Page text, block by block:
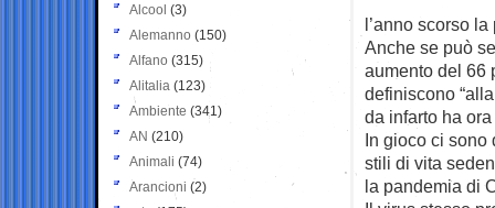
l’anno scorso
Anche se può
aumento del 66
definiscono
da infarto ha
In gioco ci sono
stili di vita
la pandemia di
Alcool (3)
Alemanno (150)
Alfano (315)
Alitalia (123)
Ambiente (341)
AN (210)
Animali (74)
Arancioni (2)